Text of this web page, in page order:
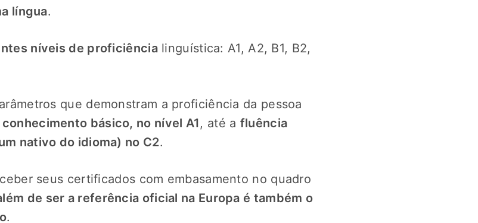
língua.
níveis de proficiêncialinguística: A1, A2, B1, B2,
que demonstram a proficiência da pessoa
conhecimento básico, no nível A1, até a fluência
nativo do idioma) no C2.
seus certificados com embasamento no quadro
de ser a referência oficial na Europa é também o
.